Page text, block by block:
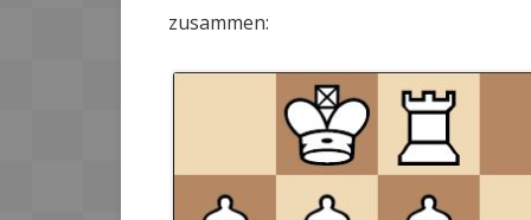
zusammen: